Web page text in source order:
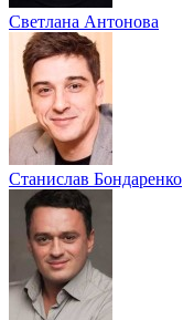
Светлана Антонова
Станислав Бондаренко